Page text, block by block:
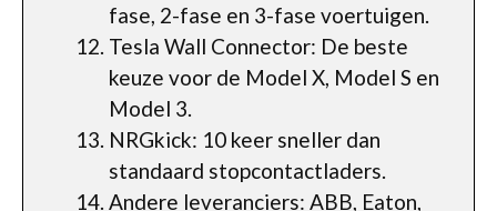
fase, 2-fase en 3-fase voertuigen.
Tesla Wall Connector: De beste
keuze voor de Model X, Model S en
Model 3.
NRGkick: 10 keer sneller dan
standaard stopcontactladers.
Andere leveranciers: ABB, Eaton,